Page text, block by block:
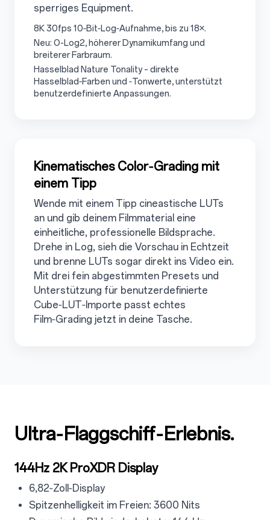
sperriges Equipment.
3.5.1
8K 30fps 10‑Bit‑Log‑Aufnahme, bis zu 18×.
3.5.2
Neu: O-Log2, höherer Dynamikumfang und
breiterer Farbraum.
3.5.3
Hasselblad Nature Tonality – direkte
Hasselblad‑Farben und ‑Tonwerte, unterstützt
benutzerdefinierte Anpassungen.
3.6
Kinematisches Color‑Grading mit
einem Tipp
Wende mit einem Tipp cineastische LUTs
an und gib deinem Filmmaterial eine
einheitliche, professionelle Bildsprache.
Drehe in Log, sieh die Vorschau in Echtzeit
und brenne LUTs sogar direkt ins Video ein.
Mit drei fein abgestimmten Presets und
Unterstützung für benutzerdefinierte
Cube‑LUT‑Importe passt echtes
Film‑Grading jetzt in deine Tasche.
Ultra‑Flaggschiff‑Erlebnis.
4.1
144Hz 2K ProXDR Display
4.1.1
6,82‑Zoll‑Display
4.1.2
Spitzenhelligkeit im Freien: 3600 Nits